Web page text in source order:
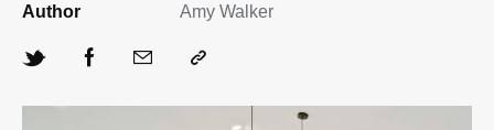
Author Amy Walker